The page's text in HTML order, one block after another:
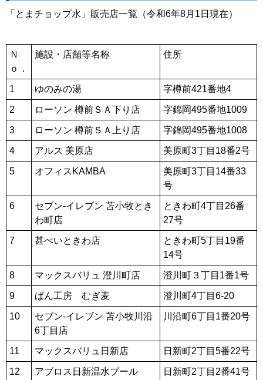
「とまチョップ水」販売店一覧（令和6年8月1日現在）
Ｎ
ｏ．
施設・店舗等名称 住所
1 ゆのみの湯 字樽前421番地4
2 ローソン 樽前ＳＡ下り店 字錦岡495番地1009
3 ローソン 樽前ＳＡ上り店 字錦岡495番地1008
4 アルス 美原店 美原町3丁目18番2号
5 オフィスKAMBA
美原町3丁目14番33
号
6
セブン‐イレブン 苫小牧とき
わ町店
ときわ町4丁目26番
27号
7 甚べいときわ店
ときわ町5丁目19番
14号
8 マックスバリュ 澄川町店 澄川町３丁目1番1号
9 ぱん工房 むぎ麦 澄川町4丁目6-20
10
セブン-イレブン 苫小牧川沿
6丁目店
川沿町6丁目1番20号
11 マックスバリュ日新店 日新町2丁目5番22号
12 アブロス日新温水プール 日新町2丁目2番41号